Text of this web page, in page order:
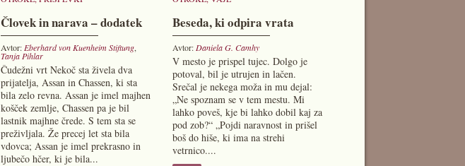
Človek in narava – dodatek
Avtor: Eberhard von Kuenheim Stiftung,
Tanja Pihlar
Čudežni vrt Nekoč sta živela dva
prijatelja, Assan in Chassen, ki sta
bila zelo revna. Assan je imel majhen
košček zemlje, Chassen pa je bil
lastnik majhne črede. S tem sta se
preživljala. Že precej let sta bila
vdovca; Assan je imel prekrasno in
ljubečo hčer, ki je bila...
Beseda, ki odpira vrata
Avtor: Daniela G. Camhy
V mesto je prispel tujec. Dolgo je
potoval, bil je utrujen in lačen.
Srečal je nekega moža in mu dejal:
„Ne spoznam se v tem mestu. Mi
lahko poveš, kje bi lahko dobil kaj za
pod zob?“ „Pojdi naravnost in prišel
boš do hiše, ki ima na strehi
vetrnico....